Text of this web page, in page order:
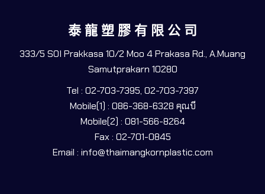
泰 龍 塑 膠 有 限 公 司
333/5 SOI Prakkasa 10/2 Moo 4 Prakasa Rd., A.Muang
Samutprakarn 10280
Tel : 02-703-7395, 02-703-7397
Mobile(1) : 086-368-6328 คุณบี
Mobile(2) : 081-566-8264
Fax : 02-701-0845
Email : info@thaimangkornplastic.com